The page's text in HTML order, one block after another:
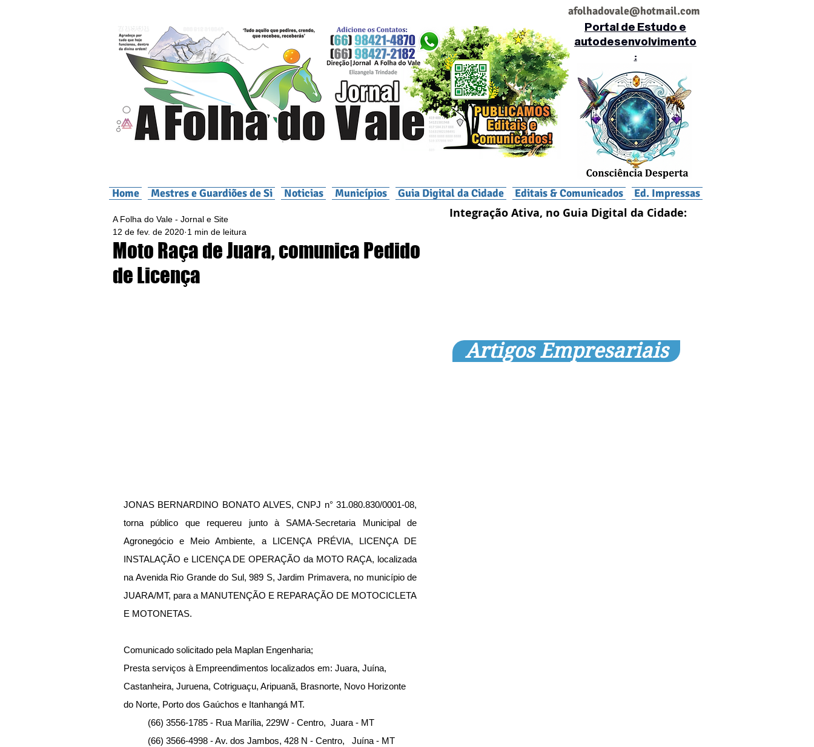
afolhadovale@hotmail.com
Portal de Estudo e
autodesenvolvimento
:
Home Mestres e Guardiões de Si Noticias Municípios Guia Digital da Cidade Editais & Comunicados Ed. Impressas
Moto Raça de Juara, comunica Pedido
de Licença
A Folha do Vale - Jornal e Site
12 de fev. de 2020 1 min de leitura
JONAS BERNARDINO BONATO ALVES, CNPJ n° 31.080.830/0001-08,
torna público que requereu junto à SAMA-Secretaria Municipal de
Agronegócio e Meio Ambiente, a LICENÇA PRÉVIA, LICENÇA DE
INSTALAÇÃO e LICENÇA DE OPERAÇÃO da MOTO RAÇA, localizada
na Avenida Rio Grande do Sul, 989 S, Jardim Primavera, no município de
JUARA/MT, para a MANUTENÇÃO E REPARAÇÃO DE MOTOCICLETA
E MOTONETAS.
Comunicado solicitado pela Maplan Engenharia;
Presta serviços à Empreendimentos localizados em: Juara, Juína,
Castanheira, Juruena, Cotriguaçu, Aripuanã, Brasnorte, Novo Horizonte
do Norte, Porto dos Gaúchos e Itanhangá MT.
          (66) 3556-1785 - Rua Marília, 229W - Centro,  Juara - MT
          (66) 3566-4998 - Av. dos Jambos, 428 N - Centro,   Juína - MT
Integração Ativa, no Guia Digital da Cidade:
Artigos Empresariais